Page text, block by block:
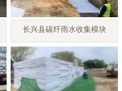
长兴县碳纤雨水收集模块